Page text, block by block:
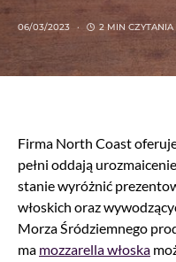
06/03/2023 2 MIN CZYTANIA
Firma North Coast
pełni oddają
stanie wyróżnić
włoskich oraz
Morza Śródziemnego
ma mozzarella włoska